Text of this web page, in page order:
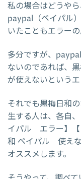
私の場合はどうや
paypal（ペイパル
いたこともエラー
多分ですが、
ないのであれば、
が使えないという
それでも黒梅日和
生する人は、各自
イパル エラー】
和 ペイパル 使え
オススメします。